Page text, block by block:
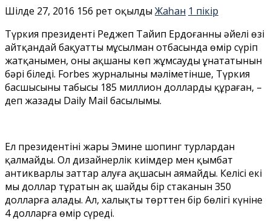
Шілде 27, 2016 156 рет оқылды Жаһан 1 пікір
Түркия президенті Реджеп Тайип Ердоғанның әйелі өзі
айтқандай бақуатты мұсылман отбасында өмір сүріп
жатқанымен, оның ақшаны көп жұмсауды ұнататынын
бәрі біледі. Forbes журналының мәліметінше, Түркия
басшысының табысы 185 миллион долларды құраған, –
деп жазады Daily Mail басылымы.
Ел президентінің жары Эмине шопинг турлардан
қалмайды. Ол дизайнерлік киімдер мен қымбат
антикварлы заттар алуға ақшасын аямайды. Келісі екі
мың доллар тұратын ақ шайдың бір стаканын 350
долларға алады. Ал, халықтың төрттен бір бөлігі күніне
4 долларға өмір сүреді.